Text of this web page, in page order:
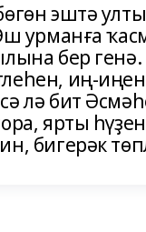
эштә
урманға
бер
иң-иңен
лә бит
ярты
бигерәк